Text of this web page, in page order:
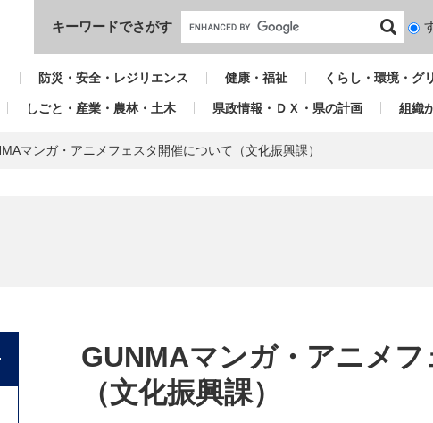
本文へ
キーワードでさがす
検
対
防災・安全・レジリエンス 健康・福祉 くらし・環境・グ
しごと・産業・農林・土木 県政情報・ＤＸ・県の計画 組織
マンガ・アニメフェスタ開催について（文化振興課）
GUNMAマンガ・アニメ
（文化振興課）